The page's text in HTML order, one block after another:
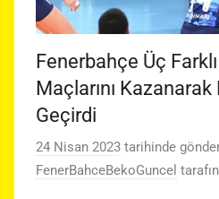
Fenerbahçe Üç
Maçlarını
Geçirdi
24 Nisan 2023 tarihinde
FenerBahceBekoGuncel